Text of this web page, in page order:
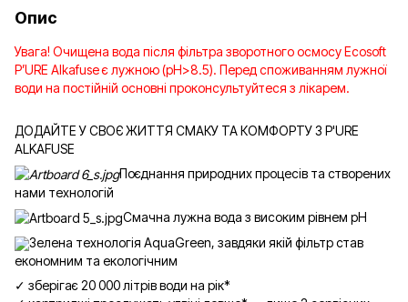
Опис
Увага! Очищена вода після фільтра зворотного осмосу Ecosoft
P’URE Alkafuse є лужною (pH>8.5). Перед споживанням лужної
води на постійній основні проконсультуйтеся з лікарем.
ДОДАЙТЕ У СВОЄ ЖИТТЯ СМАКУ ТА КОМФОРТУ З P'URE
ALKAFUSE
Поєднання природних процесів та створених
нами технологій
Смачна лужна вода з високим рівнем pH
Зелена технологія AquaGreen, завдяки якій фільтр став
економним та екологічним
✓ зберігає 20 000 літрів води на рік*